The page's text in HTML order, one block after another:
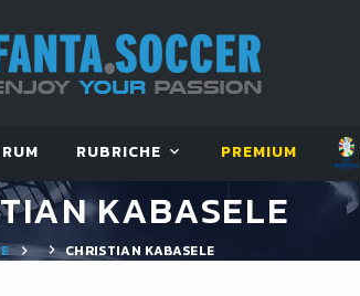
RUBRICHE PREMIUM
KABASELE
CHRISTIAN KABASELE